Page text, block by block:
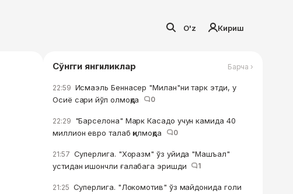
O'z Кириш
Сўнгги янгиликлар Барча ›
22:59 Исмаэль Беннасер "Милан"ни тарк этди, у
Осиё сари йўл олмоқда
0
22:29 "Барселона" Марк Касадо учун камида 40
миллион евро талаб қилмоқда
0
21:57 Суперлига. "Хоразм" ўз уйида "Машъал"
устидан ишончли ғалабага эришди
1
21:25 Суперлига. "Локомотив" ўз майдонида голи